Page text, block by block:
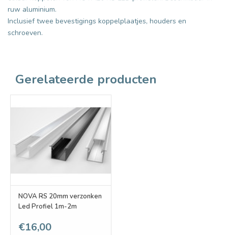
ruw aluminium.
Inclusief twee bevestigings koppelplaatjes, houders en
schroeven.
Gerelateerde producten
NOVA RS 20mm verzonken
Led Profiel 1m-2m
€16,00